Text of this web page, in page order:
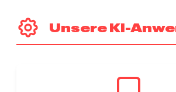
Unsere KI-